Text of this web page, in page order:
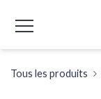
Tous les produits